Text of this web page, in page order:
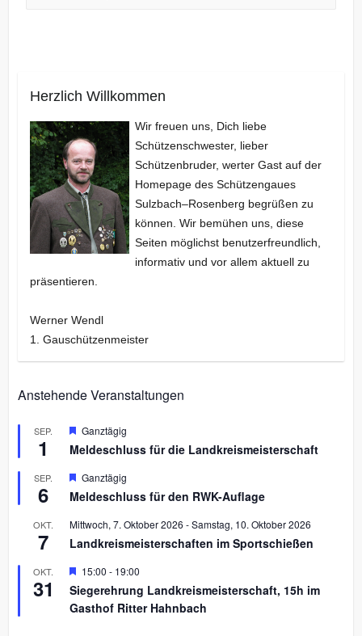
Herzlich Willkommen
Wir freuen uns, Dich liebe
Schützenschwester, lieber
Schützenbruder, werter Gast auf der
Homepage des Schützengaues
Sulzbach–Rosenberg begrüßen zu
können. Wir bemühen uns, diese
Seiten möglichst benutzerfreundlich,
informativ und vor allem aktuell zu
präsentieren.
Werner Wendl
1. Gauschützenmeister
Anstehende Veranstaltungen
SEP.
1
H
r
o
r
e
h
o
e
Ganztägig
Meldeschluss für die Landkreismeisterschaft
SEP.
6
H
r
o
r
e
h
o
b
Ganztägig
Meldeschluss für den RWK-Auflage
OKT.
7
Mittwoch, 7. Oktober 2026 -Samstag, 10. Oktober 2026
Landkreismeisterschaften im Sportschießen
OKT.
31
H
r
v
15:00 - 19:00
Siegerehrung Landkreismeisterschaft, 15h im
Gasthof Ritter Hahnbach